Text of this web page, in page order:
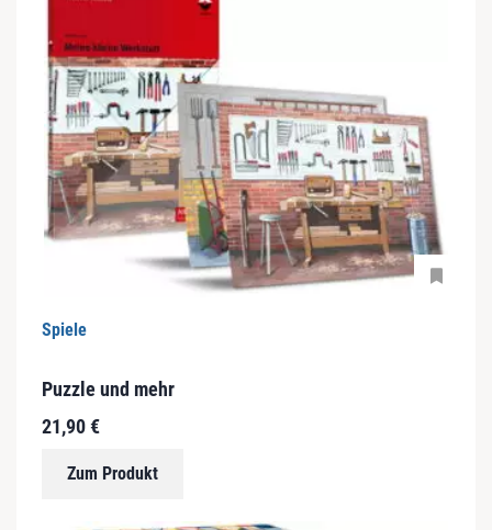
Spiele
Puzzle und mehr
21,90€
Zum Produkt